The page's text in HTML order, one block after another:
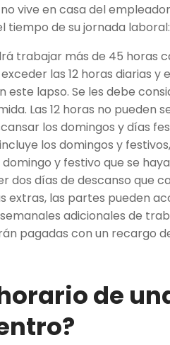
vive en casa del
tiempo de su jornada laboral:
trabajar más de 45 horas
las 12 horas diarias y
este lapso. Se les debe
Las 12 horas no pueden
los domingos y días
los domingos y
y festivo que se
dos días de descanso que
extras, las partes pueden
adicionales de
pagadas con un recargo
de